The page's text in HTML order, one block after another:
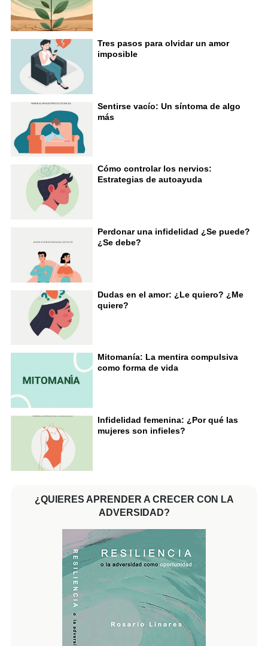
Tres pasos para olvidar un amor
imposible
Sentirse vacío: Un síntoma de algo
más
Cómo controlar los nervios:
Estrategias de autoayuda
Perdonar una infidelidad ¿Se puede?
¿Se debe?
Dudas en el amor: ¿Le quiero? ¿Me
quiere?
Mitomanía: La mentira compulsiva
como forma de vida
Infidelidad femenina: ¿Por qué las
mujeres son infieles?
¿QUIERES APRENDER A CRECER CON LA
ADVERSIDAD?